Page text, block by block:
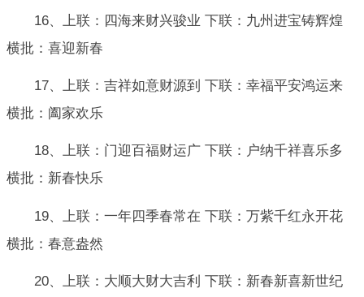
16、上联：四海来财兴骏业 下联：九州进宝铸辉煌
横批：喜迎新春
17、上联：吉祥如意财源到 下联：幸福平安鸿运来
横批：阖家欢乐
18、上联：门迎百福财运广 下联：户纳千祥喜乐多
横批：新春快乐
19、上联：一年四季春常在 下联：万紫千红永开花
横批：春意盎然
20、上联：大顺大财大吉利 下联：新春新喜新世纪